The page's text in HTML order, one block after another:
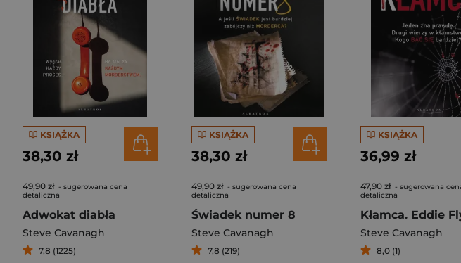
KSIĄŻKA
38,30 zł
49,90 zł - sugerowana cena
detaliczna
Adwokat diabła
Steve Cavanagh
7,8 (1225)
KSIĄŻKA
38,30 zł
49,90 zł - sugerowana cena
detaliczna
Świadek numer 8
Steve Cavanagh
7,8 (219)
KSIĄŻKA
36,99 zł
47,90 zł - sugerowana
detaliczna
Steve Cavanagh
8,0 (1)